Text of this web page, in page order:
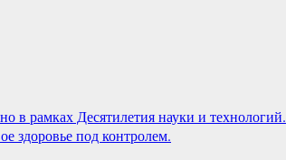
в рамках Десятилетия науки и технологий.
здоровье под контролем.